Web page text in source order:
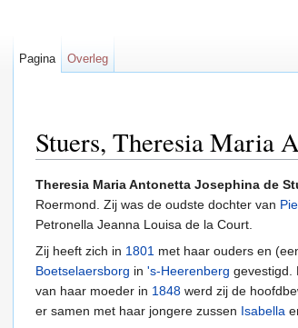
Stuers, Theresia Maria
Theresia Maria Antonetta Josephina de
Roermond. Zij was de oudste dochter van
Petronella Jeanna Louisa de la Court.
Zij heeft zich in 1801 met haar ouders en
Boetselaersborg in 's-Heerenberg gevestigd.
van haar moeder in 1848 werd zij de
er samen met haar jongere zussen Isabella
Pagina Overleg